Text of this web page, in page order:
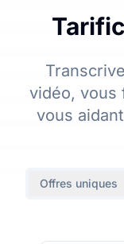
vidéo, vous
vous
Offres uniques